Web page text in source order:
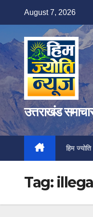
content
August 7, 2026
उत्तराखंड
हिम
Tag: